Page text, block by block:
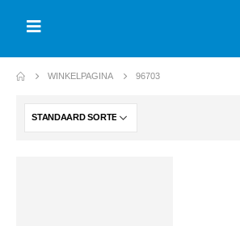
WINKELPAGINA 96703